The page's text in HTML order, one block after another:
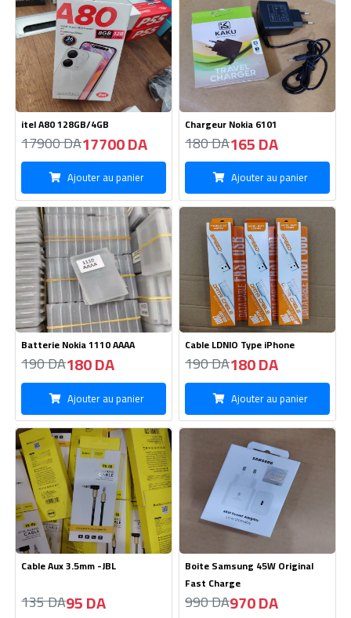
Batterie Nokia 1110 AAAA
190 DA180 DA
Ajouter au panier
Cable LDNIO Type iPhone
190 DA180 DA
Ajouter au panier
Cable Aux 3.5mm -JBL
135 DA95 DA
Ajouter au panier
Boite Samsung 45W Original
Fast Charge
990 DA970 DA
Ajouter au panier
Cable C To C-120W
340 DA330 DA
Ajouter au panier
Kitman Streo Master M4
210 DA200 DA